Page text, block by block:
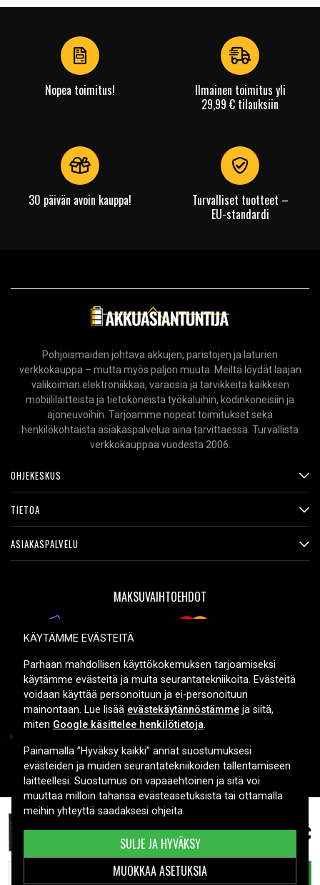
1
Acer Switch 10E(SW3-013-16A5), 3.8V, 5900 mAh 76,99 €
LISÄÄ OSTOSKORIIN
Nopea toimitus!
Ilmainen toimitus yli
29,99 € tilauksiin
30 päivän avoin kauppa!
Turvalliset tuotteet –
EU-standardi
Pohjoismaiden johtava akkujen, paristojen ja laturien
verkkokauppa – mutta myös paljon muuta. Meiltä löydät laajan
valikoiman elektroniikkaa, varaosia ja tarvikkeita kaikkeen
mobiililaitteista ja tietokoneista työkaluihin, kodinkoneisiin ja
ajoneuvoihin. Tarjoamme nopeat toimitukset sekä
henkilökohtaista asiakaspalvelua aina tarvittaessa. Turvallista
verkkokauppaa vuodesta 2006.
OHJEKESKUS
TIETOA
ASIAKASPALVELU
MAKSUVAIHTOEHDOT
TOIMITUSVAIHTOEHDOT
Copyright © 2026, Spares Nordic AB
KÄYTÄMME EVÄSTEITÄ
Parhaan mahdollisen käyttökokemuksen tarjoamiseksi
käytämme evästeitä ja muita seurantatekniikoita. Evästeitä
voidaan käyttää personoituun ja ei-personoituun
mainontaan. Lue lisää evästekäytännöstämme ja siitä,
miten Google käsittelee henkilötietoja.
Painamalla ”Hyväksy kaikki” annat suostumuksesi
evästeiden ja muiden seurantatekniikoiden tallentamiseen
laitteellesi. Suostumus on vapaaehtoinen ja sitä voi
muuttaa milloin tahansa evästeasetuksista tai ottamalla
meihin yhteyttä saadaksesi ohjeita.
MUOKKAA ASETUKSIA
SULJE JA HYVÄKSY